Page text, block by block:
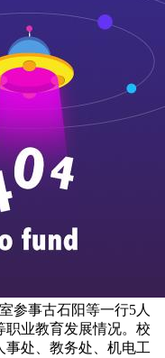
参事古石阳等一行5人
职业教育发展情况。校
事处、教务处、机电工